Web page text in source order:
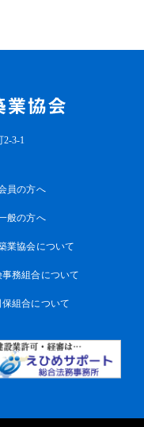
2-3-1
員の方へ
般の方へ
業協会について
務組合について
組合について